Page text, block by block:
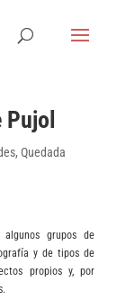
, Quedada
grupos de
y de tipos de
propios y, por